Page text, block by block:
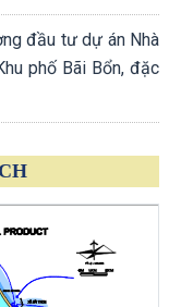
đầu tư dự án Nhà
phố Bãi Bổn, đặc